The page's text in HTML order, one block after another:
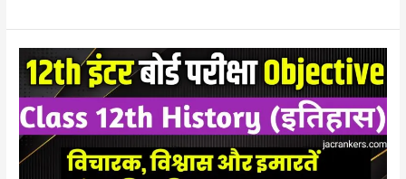
विश्वासों
में
बदलाव
और
श्रद्धा
ग्रंथ
Class
12th
History
Chapter
4
Objective